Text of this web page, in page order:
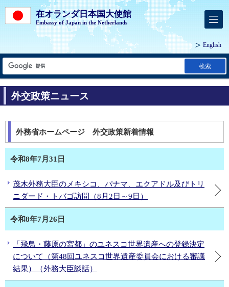
在オランダ日本国大使館
Embassy of Japan in the Netherlands
English
検索
外交政策ニュース
外務省ホームページ 外交政策新着情報
令和8年7月31日
茂木外務大臣のメキシコ、パナマ、エクアドル及びトリ
ニダード・トバゴ訪問（8月2日～9日）
令和8年7月26日
「飛鳥・藤原の宮都」のユネスコ世界遺産への登録決定
について（第48回ユネスコ世界遺産委員会における審議
結果）（外務大臣談話）